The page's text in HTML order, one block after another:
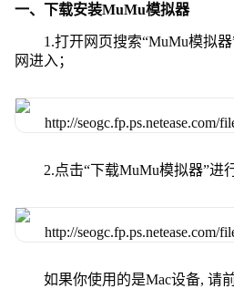
一、下载安装MuMu模拟器
1.打开网页搜索“MuMu模拟
网进入；
2.点击“下载MuMu模拟器”进
如果你使用的是Mac设备, 请